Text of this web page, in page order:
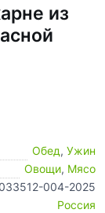
из
Обед, Ужин
Овощи, Мясо
004-2025
Россия